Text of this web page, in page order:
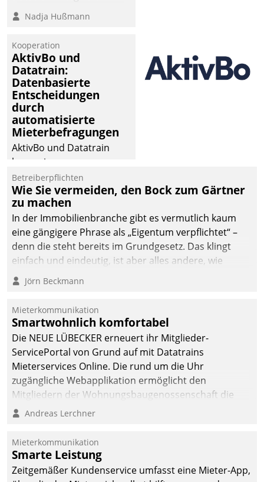
Yarowas Portal zur
Vergabe und Verwaltung
operativen
Instandhaltung in die
SAP-Systemlandschaft
deutscher
Wohnungsunternehmen
– und beschleunigt damit
den Weg vom
Mieteranliegen zum
Nadja Hußmann
Kooperation
AktivBo und
Datatrain:
Datenbasierte
Entscheidungen
durch
automatisierte
Mieterbefragungen
AktivBo und Datatrain
kooperieren –
Immobilienunternehmen
profitieren: Die nahtlose
Integration der Lösungen
von AktivBo und
Datatrain ermöglicht
automatisiert ausgelöste,
zielgerichtete
Mieterbefragungen – eine
starke Grundlage für
intelligente,
datengestützte
Entscheidungen.
Betreiberpflichten
Wie Sie vermeiden, den Bock zum Gärtner
zu machen
In der Immobilienbranche gibt es vermutlich kaum
eine gängigere Phrase als „Eigentum verpflichtet“ –
denn die steht bereits im Grundgesetz. Das klingt
einfach und eindeutig, ist aber alles andere, wie
Branchenbeschäftigte wissen. Denn mit der
Verantwortung folgen Verpflichtungen.
Jörn Beckmann
Mieterkommunikation
Smartwohnlich komfortabel
Die NEUE LÜBECKER erneuert ihr Mitglieder-
ServicePortal von Grund auf mit Datatrains
Mieterservices Online. Die rund um die Uhr
zugängliche Webapplikation ermöglicht den
Mitgliedern der Wohnungs­bau­genossenschaft die
Kontaktaufnahme per Smartphone, Tablet oder PC.
Andreas Lerchner
Mieterkommunikation
Smarte Leistung
Zeitgemäßer Kundenservice umfasst eine Mieter-App,